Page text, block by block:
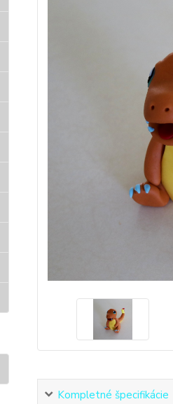
Kompletné špecifikácie